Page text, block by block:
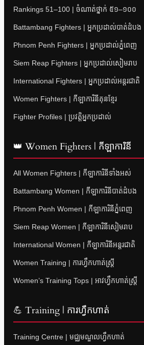
Rankings 51–100 | ចំណាត់ថ្នាក់ ៥១–១០០
Battambang Fighters | អ្នកប្រដាល់បាត់ដំបង
Phnom Penh Fighters | អ្នកប្រដាល់ភ្នំពេញ
Siem Reap Fighters | អ្នកប្រដាល់សៀមរាប
International Fighters | អ្នកប្រដាល់អន្តរជាតិ
Women Fighters | កីឡាការិនីគុនខ្មែរ
Fighter Profiles | ប្រវត្តិអ្នកប្រដាល់
👑 Women Fighters | កីឡាការិនី
All Women Fighters | កីឡាការិនីទាំងអស់
Battambang Women | កីឡាការិនីបាត់ដំបង
Phnom Penh Women | កីឡាការិនីភ្នំពេញ
Siem Reap Women | កីឡាការិនីសៀមរាប
International Women | កីឡាការិនីអន្តរជាតិ
Women Training | ការហ្វឹកហាត់ស្ត្រី
Women’s Training Tops | អាវហ្វឹកហាត់ស្ត្រី
💪 Training | ការហ្វឹកហាត់
Training Centre | មជ្ឈមណ្ឌលហ្វឹកហាត់